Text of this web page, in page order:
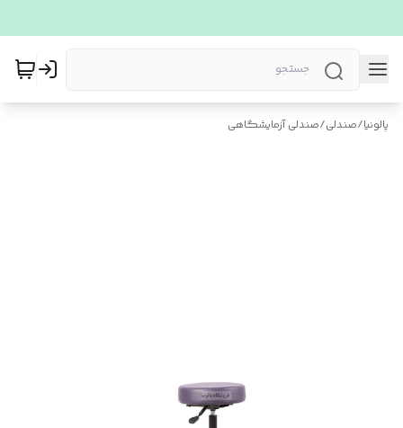
پالونیا/صندلی/صندلی آزمایشگاهی